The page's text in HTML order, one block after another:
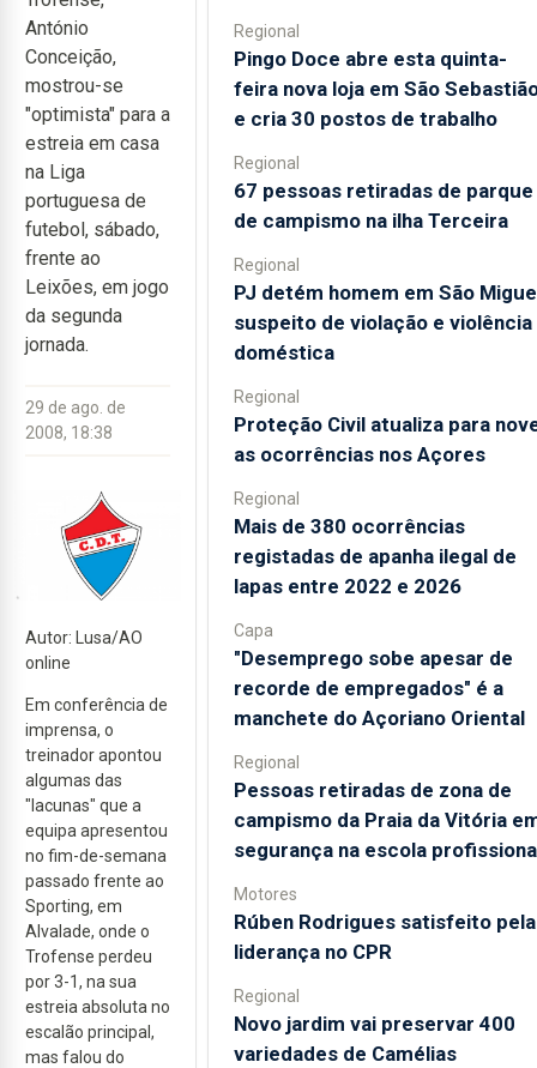
António
Conceição,
mostrou-se
"optimista" para a
estreia em casa
na Liga
portuguesa de
futebol, sábado,
frente ao
Leixões, em jogo
da segunda
jornada.
29 de ago. de
2008, 18:38
Autor: Lusa/AO
online
Em conferência de
imprensa, o
treinador apontou
algumas das
"lacunas" que a
equipa apresentou
no fim-de-semana
passado frente ao
Sporting, em
Alvalade, onde o
Trofense perdeu
por 3-1, na sua
estreia absoluta no
escalão principal,
mas falou do
Regional
Pingo Doce abre esta quinta-
feira nova loja em São
e cria 30 postos de trabalho
Regional
67 pessoas retiradas de parque
de campismo na ilha Terceira
Regional
PJ detém homem em São
suspeito de violação e violência
doméstica
Regional
Proteção Civil atualiza para
as ocorrências nos Açores
Regional
Mais de 380 ocorrências
registadas de apanha ilegal de
lapas entre 2022 e 2026
Capa
"Desemprego sobe apesar de
recorde de empregados" é a
manchete do Açoriano Oriental
Regional
Pessoas retiradas de zona de
campismo da Praia da Vitória
segurança na escola
Motores
Rúben Rodrigues satisfeito pela
liderança no CPR
Regional
Novo jardim vai preservar 400
variedades de Camélias